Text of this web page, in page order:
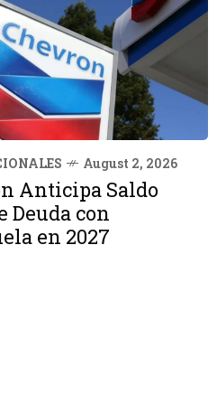
August 2, 2026
Anticipa Saldo
Deuda con
en 2027